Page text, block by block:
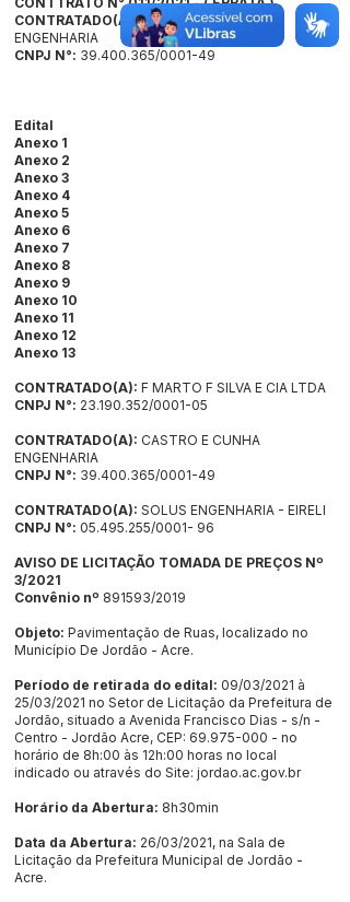
CONTRATADO(A):CASTRO E CUNHA
ENGENHARIA
CNPJ N°: 39.400.365/0001-49
Edital
Anexo 1
Anexo 2
Anexo 3
Anexo 4
Anexo 5
Anexo 6
Anexo 7
Anexo 8
Anexo 9
Anexo 10
Anexo 11
Anexo 12
Anexo 13
CONTRATADO(A): F MARTO F SILVA E CIA LTDA
CNPJ N°: 23.190.352/0001-05
CONTRATADO(A): CASTRO E CUNHA
ENGENHARIA
CNPJ N°: 39.400.365/0001-49
CONTRATADO(A): SOLUS ENGENHARIA - EIRELI
CNPJ N°: 05.495.255/0001- 96
AVISO DE LICITAÇÃO TOMADA DE PREÇOS Nº
3/2021
Convênio nº 891593/2019
Objeto: Pavimentação de Ruas, localizado no
Município De Jordão - Acre.
Período de retirada do edital: 09/03/2021 à
25/03/2021 no Setor de Licitação da Prefeitura de
Jordão, situado a Avenida Francisco Dias - s/n -
Centro - Jordão Acre, CEP: 69.975-000 - no
horário de 8h:00 às 12h:00 horas no local
indicado ou através do Site: jordao.ac.gov.br
Horário da Abertura: 8h30min
Data da Abertura: 26/03/2021, na Sala de
Licitação da Prefeitura Municipal de Jordão -
Acre.